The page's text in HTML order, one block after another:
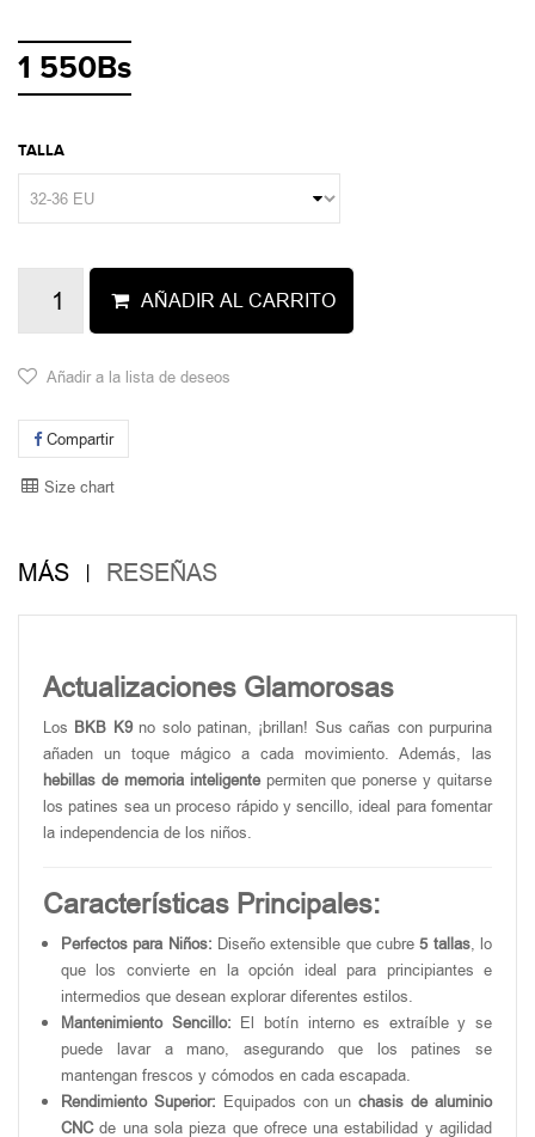
1 550Bs
TALLA
AÑADIR AL CARRITO
Añadir a la lista de deseos
Compartir
Size chart
MÁS RESEÑAS
Actualizaciones Glamorosas
Los BKB K9no solo patinan, ¡brillan! Sus cañas con purpurina
añaden un toque mágico a cada movimiento. Además, las
hebillas de memoria inteligentepermiten que ponerse y quitarse
los patines sea un proceso rápido y sencillo, ideal para fomentar
la independencia de los niños.
Características Principales:
Perfectos para Niños: Diseño extensible que cubre5 tallas, lo
que los convierte en la opción ideal para principiantes e
intermedios que desean explorar diferentes estilos.
Mantenimiento Sencillo: El botín interno es extraíble y se
puede lavar a mano, asegurando que los patines se
mantengan frescos y cómodos en cada escapada.
Rendimiento Superior: Equipados con unchasis de aluminio
CNCde una sola pieza que ofrece una estabilidad y agilidad